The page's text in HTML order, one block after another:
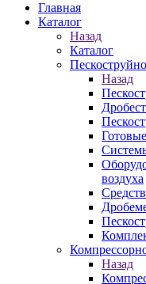
Главная
Каталог
Назад
Каталог
Назад
воздуха
Назад